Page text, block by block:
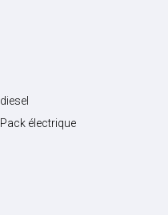
diesel
Pack électrique